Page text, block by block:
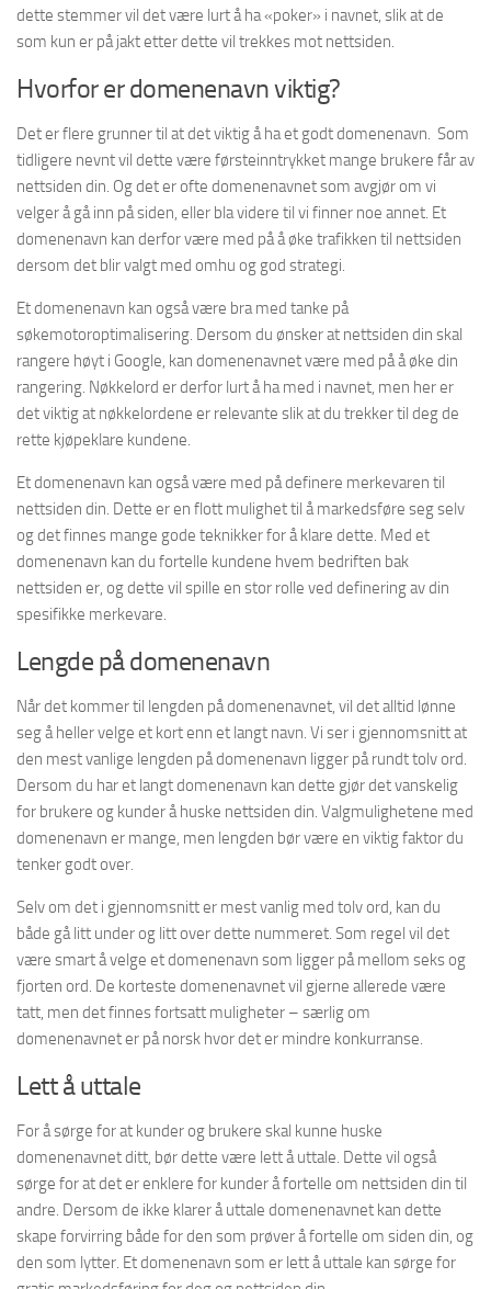
dette stemmer vil det være lurt å ha «poker» i navnet, slik at de
som kun er på jakt etter dette vil trekkes mot nettsiden.
Hvorfor er domenenavn viktig?
Det er flere grunner til at det viktig å ha et godt domenenavn. Som
tidligere nevnt vil dette være førsteinntrykket mange brukere får av
nettsiden din. Og det er ofte domenenavnet som avgjør om vi
velger å gå inn på siden, eller bla videre til vi finner noe annet. Et
domenenavn kan derfor være med på å øke trafikken til nettsiden
dersom det blir valgt med omhu og god strategi.
Et domenenavn kan også være bra med tanke på
søkemotoroptimalisering. Dersom du ønsker at nettsiden din skal
rangere høyt i Google, kan domenenavnet være med på å øke din
rangering. Nøkkelord er derfor lurt å ha med i navnet, men her er
det viktig at nøkkelordene er relevante slik at du trekker til deg de
rette kjøpeklare kundene.
Et domenenavn kan også være med på definere merkevaren til
nettsiden din. Dette er en flott mulighet til å markedsføre seg selv
og det finnes mange gode teknikker for å klare dette. Med et
domenenavn kan du fortelle kundene hvem bedriften bak
nettsiden er, og dette vil spille en stor rolle ved definering av din
spesifikke merkevare.
Lengde på domenenavn
Når det kommer til lengden på domenenavnet, vil det alltid lønne
seg å heller velge et kort enn et langt navn. Vi ser i gjennomsnitt at
den mest vanlige lengden på domenenavn ligger på rundt tolv ord.
Dersom du har et langt domenenavn kan dette gjør det vanskelig
for brukere og kunder å huske nettsiden din. Valgmulighetene med
domenenavn er mange, men lengden bør være en viktig faktor du
tenker godt over.
Selv om det i gjennomsnitt er mest vanlig med tolv ord, kan du
både gå litt under og litt over dette nummeret. Som regel vil det
være smart å velge et domenenavn som ligger på mellom seks og
fjorten ord. De korteste domenenavnet vil gjerne allerede være
tatt, men det finnes fortsatt muligheter – særlig om
domenenavnet er på norsk hvor det er mindre konkurranse.
Lett å uttale
For å sørge for at kunder og brukere skal kunne huske
domenenavnet ditt, bør dette være lett å uttale. Dette vil også
sørge for at det er enklere for kunder å fortelle om nettsiden din til
andre. Dersom de ikke klarer å uttale domenenavnet kan dette
skape forvirring både for den som prøver å fortelle om siden din, og
den som lytter. Et domenenavn som er lett å uttale kan sørge for